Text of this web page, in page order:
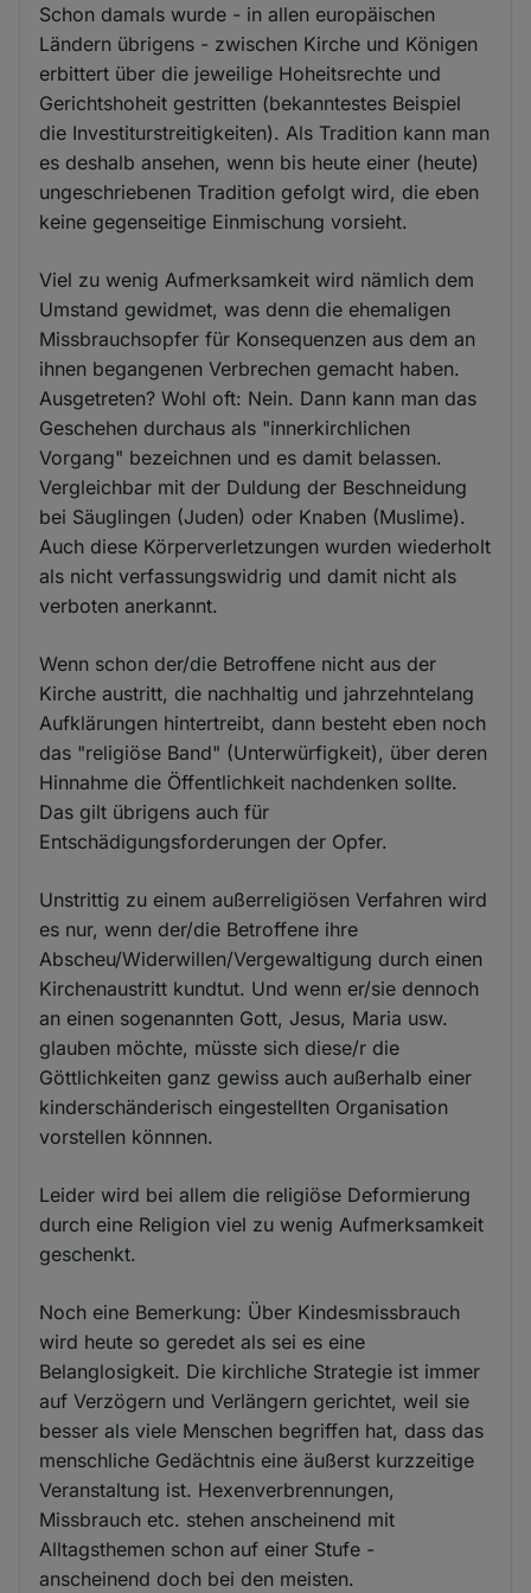
Schon damals wurde - in allen europäischen
Ländern übrigens - zwischen Kirche und Königen
erbittert über die jeweilige Hoheitsrechte und
Gerichtshoheit gestritten (bekanntestes Beispiel
die Investiturstreitigkeiten). Als Tradition kann man
es deshalb ansehen, wenn bis heute einer (heute)
ungeschriebenen Tradition gefolgt wird, die eben
keine gegenseitige Einmischung vorsieht.
Viel zu wenig Aufmerksamkeit wird nämlich dem
Umstand gewidmet, was denn die ehemaligen
Missbrauchsopfer für Konsequenzen aus dem an
ihnen begangenen Verbrechen gemacht haben.
Ausgetreten? Wohl oft: Nein. Dann kann man das
Geschehen durchaus als "innerkirchlichen
Vorgang" bezeichnen und es damit belassen.
Vergleichbar mit der Duldung der Beschneidung
bei Säuglingen (Juden) oder Knaben (Muslime).
Auch diese Körperverletzungen wurden wiederholt
als nicht verfassungswidrig und damit nicht als
verboten anerkannt.
Wenn schon der/die Betroffene nicht aus der
Kirche austritt, die nachhaltig und jahrzehntelang
Aufklärungen hintertreibt, dann besteht eben noch
das "religiöse Band" (Unterwürfigkeit), über deren
Hinnahme die Öffentlichkeit nachdenken sollte.
Das gilt übrigens auch für
Entschädigungsforderungen der Opfer.
Unstrittig zu einem außerreligiösen Verfahren wird
es nur, wenn der/die Betroffene ihre
Abscheu/Widerwillen/Vergewaltigung durch einen
Kirchenaustritt kundtut. Und wenn er/sie dennoch
an einen sogenannten Gott, Jesus, Maria usw.
glauben möchte, müsste sich diese/r die
Göttlichkeiten ganz gewiss auch außerhalb einer
kinderschänderisch eingestellten Organisation
vorstellen könnnen.
Leider wird bei allem die religiöse Deformierung
durch eine Religion viel zu wenig Aufmerksamkeit
geschenkt.
Noch eine Bemerkung: Über Kindesmissbrauch
wird heute so geredet als sei es eine
Belanglosigkeit. Die kirchliche Strategie ist immer
auf Verzögern und Verlängern gerichtet, weil sie
besser als viele Menschen begriffen hat, dass das
menschliche Gedächtnis eine äußerst kurzzeitige
Veranstaltung ist. Hexenverbrennungen,
Missbrauch etc. stehen anscheinend mit
Alltagsthemen schon auf einer Stufe -
anscheinend doch bei den meisten.